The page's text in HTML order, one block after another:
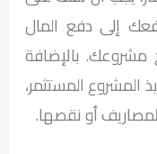
إلى دفع المال
مشروعك. بالإضافة
المشروع المستثمر،
أو نقصها.